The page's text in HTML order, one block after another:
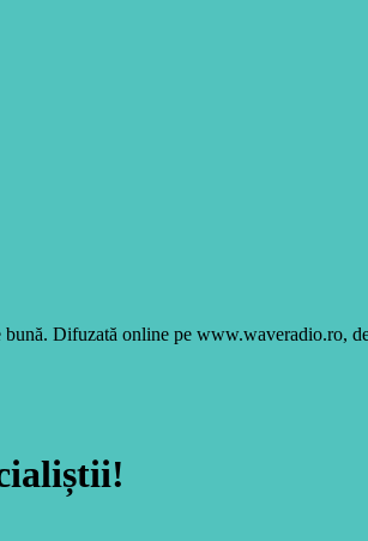
Difuzată online pe www.waveradio.ro,